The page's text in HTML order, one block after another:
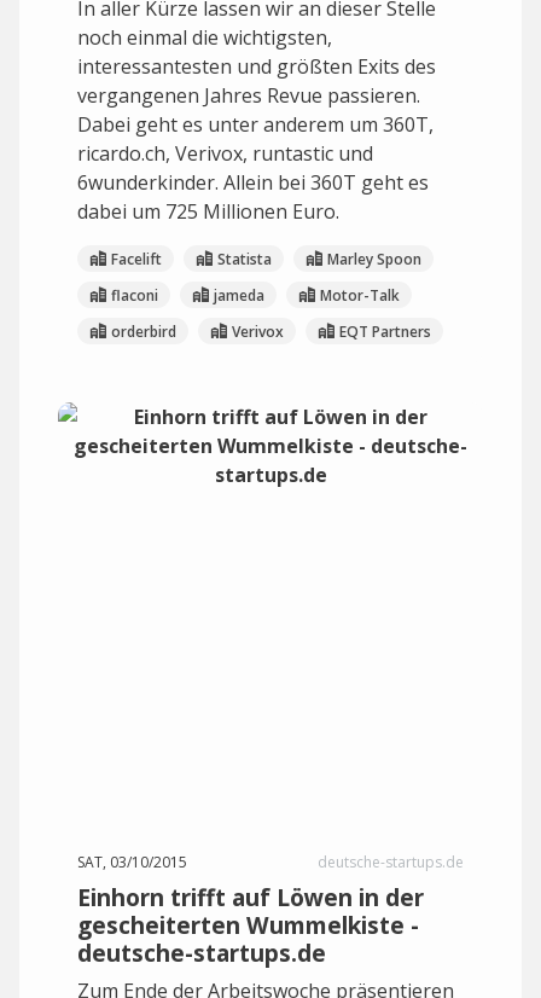
In aller Kürze lassen wir an dieser Stelle
noch einmal die wichtigsten,
interessantesten und größten Exits des
vergangenen Jahres Revue passieren.
Dabei geht es unter anderem um 360T,
ricardo.ch, Verivox, runtastic und
6wunderkinder. Allein bei 360T geht es
dabei um 725 Millionen Euro.
Facelift Statista
Marley Spoon
flaconi
jameda
Motor-Talk
orderbird
Verivox EQT Partners
SAT, 03/10/2015 deutsche-startups.de
Einhorn trifft auf Löwen in der
gescheiterten Wummelkiste -
deutsche-startups.de
Zum Ende der Arbeitswoche präsentieren